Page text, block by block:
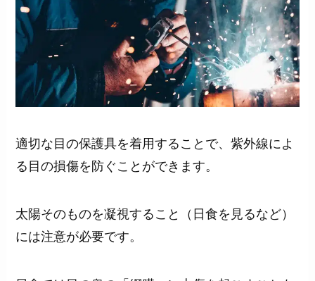
適切な目の保護具を着用することで、紫外線によ
る目の損傷を防ぐことができます。
太陽そのものを凝視すること（日食を見るなど）
には注意が必要です。